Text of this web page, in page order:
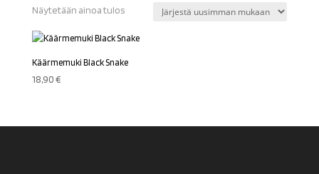
Näytetään ainoa tulos
Käärmemuki Black Snake
18,90€